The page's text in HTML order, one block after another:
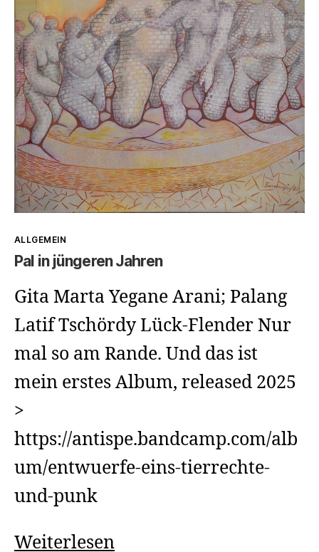
Kategorien
ALLGEMEIN
Pal in jüngeren Jahren
Gita Marta Yegane Arani; Palang
Latif Tschördy Lück-Flender Nur
mal so am Rande. Und das ist
mein erstes Album, released 2025
>
https://antispe.bandcamp.com/alb
um/entwuerfe-eins-tierrechte-
und-punk
WeiterlesenPal